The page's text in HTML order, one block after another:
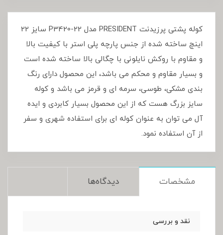
کوله پشتی پرزیدنت PRESIDENT مدل P3420-22 سایز 22
اینچ ساخته شده از جنس پارچه پلی استر با کیفیت بالا
و مقاوم با روکش نایلونی با چگالی بالا ساخته شده است
و بسیار مقاوم و محکم می باشد، این محصول دارای رنگ
بندی مشکی، طوسی، سرمه ای و قرمز می باشد و کوله
سایز بزرگ هست که از این محصول بسیار کابردی و ایده
آل می توان به عنوان کوله ای برای استفاده شهری و سفر
از آن استفاده نمود.
مشخصات دیدگاه‌ها
نقد و بررسی